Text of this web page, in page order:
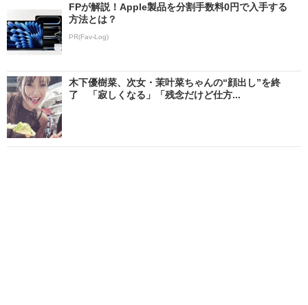
FPが解説！Apple製品を分割手数料0円で入手する
方法とは？
PR(Fav-Log)
木下優樹菜、次女・茉叶菜ちゃんの“顔出し”を終
了 「寂しくなる」「残念だけど仕方...